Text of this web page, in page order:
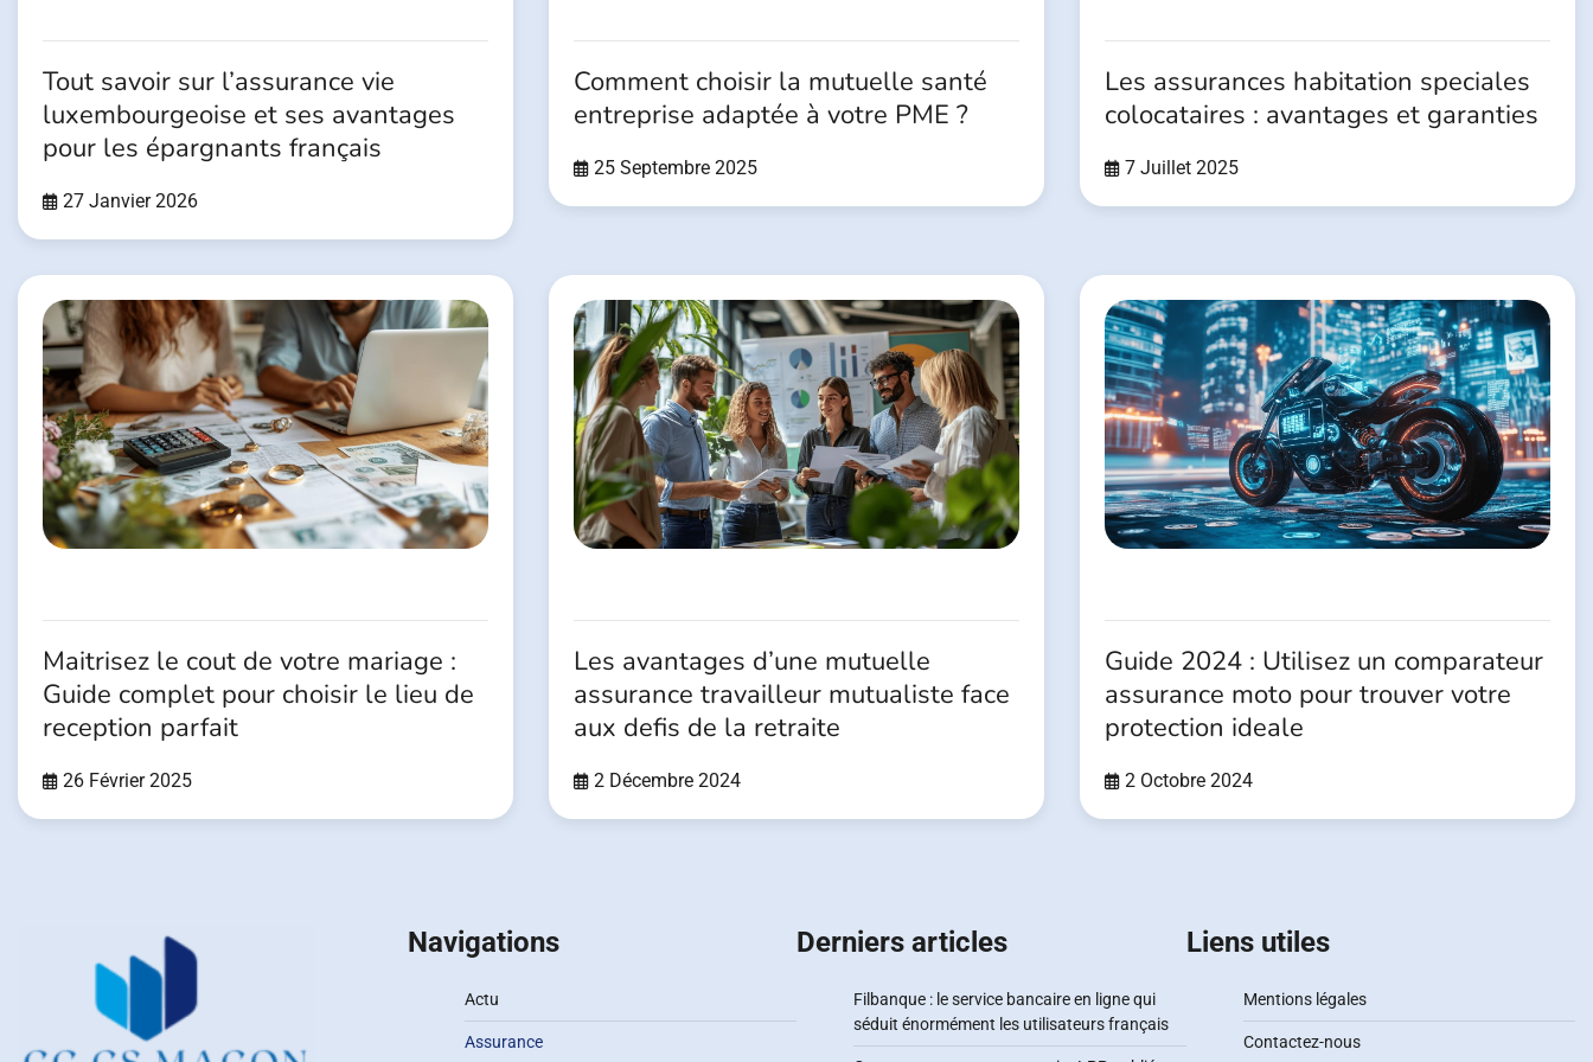
Tout savoir sur l’assurance vie
luxembourgeoise et ses avantages
pour les épargnants français
27 Janvier 2026
Comment choisir la mutuelle santé
entreprise adaptée à votre PME ?
25 Septembre 2025
Les assurances habitation speciales
colocataires : avantages et garanties
7 Juillet 2025
Maitrisez le cout de votre mariage :
Guide complet pour choisir le lieu de
reception parfait
26 Février 2025
Les avantages d’une mutuelle
assurance travailleur mutualiste face
aux defis de la retraite
2 Décembre 2024
Guide 2024 : Utilisez un comparateur
assurance moto pour trouver votre
protection ideale
2 Octobre 2024
Navigations
Actu
Assurance
Derniers articles
Filbanque : le service bancaire en ligne qui
séduit énormément les utilisateurs français
Liens utiles
Mentions légales
Contactez-nous